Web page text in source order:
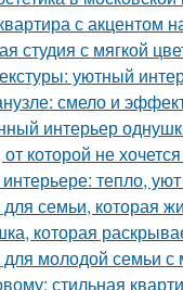
с акцентом
студия с мягкой
уютный
смело и
интерьер
которой не
тепло,
семьи, которая
которая
для молодой семьи
стильная